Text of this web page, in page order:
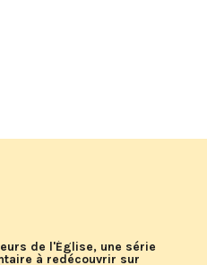
de l'Église, une série
à redécouvrir sur